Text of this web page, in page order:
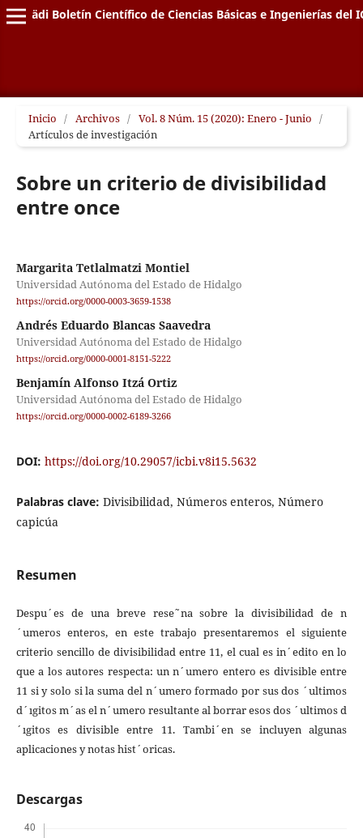
Pädi Boletín Científico de Ciencias Básicas e Ingenierías del
Inicio / Archivos / Vol. 8 Núm. 15 (2020): Enero - Junio /
Artículos de investigación
Sobre un criterio de divisibilidad
entre once
Margarita Tetlalmatzi Montiel
Universidad Autónoma del Estado de Hidalgo
https://orcid.org/0000-0003-3659-1538
Andrés Eduardo Blancas Saavedra
Universidad Autónoma del Estado de Hidalgo
https://orcid.org/0000-0001-8151-5222
Benjamín Alfonso Itzá Ortiz
Universidad Autónoma del Estado de Hidalgo
https://orcid.org/0000-0002-6189-3266
DOI: https://doi.org/10.29057/icbi.v8i15.5632
Palabras clave: Divisibilidad, Números enteros, Número
capicúa
Resumen
Despu´es de una breve rese˜na sobre la divisibilidad de n
´umeros enteros, en este trabajo presentaremos el siguiente
criterio sencillo de divisibilidad entre 11, el cual es in´edito en lo
que a los autores respecta: un n´umero entero es divisible entre
11 si y solo si la suma del n´umero formado por sus dos ´ultimos
d´ıgitos m´as el n´umero resultante al borrar esos dos ´ultimos d
´ıgitos es divisible entre 11. Tambi´en se incluyen algunas
aplicaciones y notas hist´oricas.
Descargas